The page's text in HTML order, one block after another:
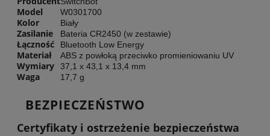
Model W0301700
Kolor Biały
Zasilanie Bateria CR2450 (w zestawie)
Łączność Bluetooth Low Energy
Materiał ABS z powłoką przeciwko promieniowaniu UV
Wymiary 37,1 x 43,1 x 13,4 mm
Waga 17,7 g
BEZPIECZEŃSTWO
Certyfikaty i ostrzeżenie bezpieczeństwa